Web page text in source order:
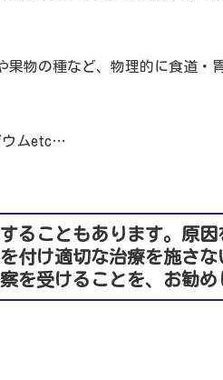
物の種など、物理的に食道・
ウムetc…
ることもあります。原
付け適切な治療を施さな
を受けることを、お勧め